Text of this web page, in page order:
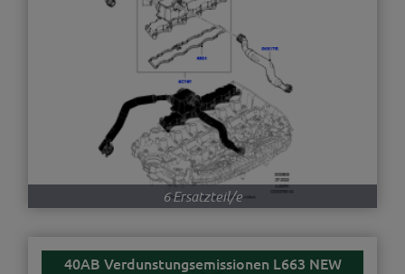
6 Ersatzteil/e
40AB Verdunstungsemissionen L663 NEW